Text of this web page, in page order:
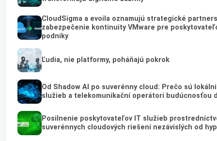
CloudSigma a evoila oznamujú strategické
zabezpečenie kontinuity VMware pre
podniky
Ľudia, nie platformy, poháňajú pokrok
Od Shadow AI po suverénny cloud: Prečo sú
služieb a telekomunikační operátori budúcnosťou
Posilnenie poskytovateľov IT služieb
suverénnych cloudových riešení nezávislých od